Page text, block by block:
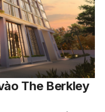
The Berkley